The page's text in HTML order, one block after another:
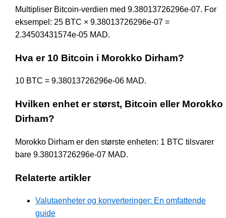
Multipliser Bitcoin-verdien med 9.38013726296e-07. For
eksempel: 25 BTC × 9.38013726296e-07 =
2.34503431574e-05 MAD.
Hva er 10 Bitcoin i Morokko Dirham?
10 BTC = 9.38013726296e-06 MAD.
Hvilken enhet er størst, Bitcoin eller Morokko
Dirham?
Morokko Dirham er den største enheten: 1 BTC tilsvarer
bare 9.38013726296e-07 MAD.
Relaterte artikler
Valutaenheter og konverteringer: En omfattende
guide